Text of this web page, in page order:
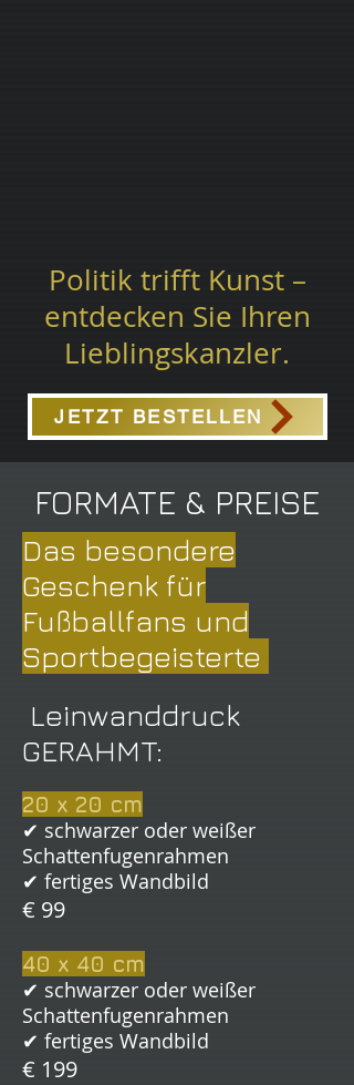
Politik trifft Kunst –
entdecken Sie Ihren
Lieblingskanzler.
JETZT BESTELLEN
FORMATE & PREISE
Das besondere
Geschenk für
Fußballfans und
Sportbegeisterte
Leinwanddruck
GERAHMT:
20 x 20 cm
✔ schwarzer oder weißer
Schattenfugenrahmen
✔ fertiges Wandbild
€ 99
40 x 40 cm
✔ schwarzer oder weißer
Schattenfugenrahmen
✔ fertiges Wandbild
€ 199